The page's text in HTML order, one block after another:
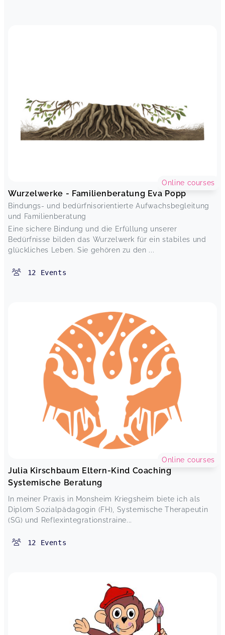
Wurzelwerke - Familienberatung Eva Popp
Bindungs- und bedürfnisorientierte Aufwachsbegleitung
und Familienberatung
Eine sichere Bindung und die Erfüllung unserer
Bedürfnisse bilden das Wurzelwerk für ein stabiles und
glückliches Leben. Sie gehören zu den ...
Online courses
12 Events
Julia Kirschbaum Eltern-Kind Coaching
Systemische Beratung
In meiner Praxis in Monsheim Kriegsheim biete ich als
Diplom Sozialpädagogin (FH), Systemische Therapeutin
(SG) und Reflexintegrationstraine...
Online courses
12 Events